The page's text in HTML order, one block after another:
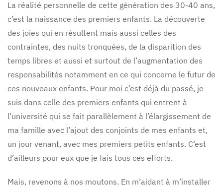
La réalité personnelle de cette génération des 30-40 ans,
c’est la naissance des premiers enfants. La découverte
des joies qui en résultent mais aussi celles des
contraintes, des nuits tronquées, de la disparition des
temps libres et aussi et surtout de l’augmentation des
responsabilités notamment en ce qui concerne le futur de
ces nouveaux enfants. Pour moi c’est déjà du passé, je
suis dans celle des premiers enfants qui entrent à
l’université qui se fait parallèlement à l’élargissement de
ma famille avec l’ajout des conjoints de mes enfants et,
un jour venant, avec mes premiers petits enfants. C’est
d’ailleurs pour eux que je fais tous ces efforts.
Mais, revenons à nos moutons. En m’aidant à m’installer